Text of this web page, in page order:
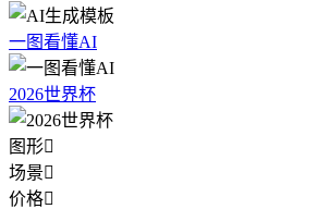
一图看懂AI
2026世界杯
图形
场景
价格